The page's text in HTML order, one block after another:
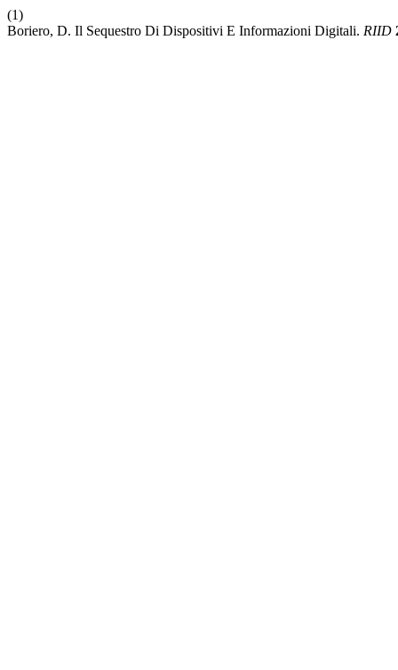
(1)
Boriero, D. Il Sequestro Di Dispositivi E Informazioni Digitali. RIID